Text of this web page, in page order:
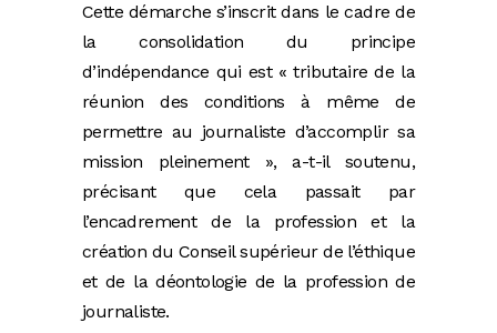
Cette démarche s’inscrit dans le cadre de
la consolidation du principe
d’indépendance qui est « tributaire de la
réunion des conditions à même de
permettre au journaliste d’accomplir sa
mission pleinement », a-t-il soutenu,
précisant que cela passait par
l’encadrement de la profession et la
création du Conseil supérieur de l’éthique
et de la déontologie de la profession de
journaliste.